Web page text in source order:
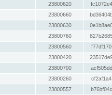
23800620
23800660
23800630
23800760
23800560
23800420
23800700
23800260
23800557